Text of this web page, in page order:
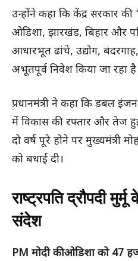
उन्होंने कहा कि केंद्र सरकार की
ओडिशा, झारखंड, बिहार और
आधारभूत ढांचे, उद्योग,
अभूतपूर्व निवेश किया जा रहा
प्रधानमंत्री ने कहा कि डबल
में विकास की रफ्तार और तेज
दो वर्ष पूरे होने पर मुख्यमंत्री
को बधाई दी।
राष्ट्रपति द्रौपदी
संदेश
PM मोदी की ओडिशा को 47